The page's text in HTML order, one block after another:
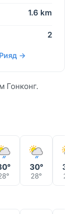
1.6 km
2
→
Гонконг.
30°
28° 28°